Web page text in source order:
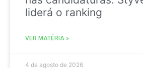
liderá o ranking
VER MATÉRIA »
4 de agosto de 2026